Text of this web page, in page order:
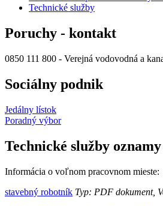
Technické služby
Poruchy - kontakt
0850 111 800 - Verejná vodovodná a
Sociálny podnik
Jedálny lístok
Poradný výbor
Technické služby oznamy
Informácia o voľnom pracovnom mieste:
stavebný robotník Typ: PDF dokument,